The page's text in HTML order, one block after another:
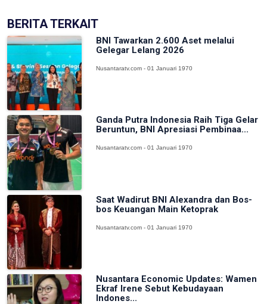
BERITA TERKAIT
BNI Tawarkan 2.600 Aset melalui
Gelegar Lelang 2026
Nusantaratv.com - 01 Januari 1970
Ganda Putra Indonesia Raih Tiga Gelar
Beruntun, BNI Apresiasi Pembinaa...
Nusantaratv.com - 01 Januari 1970
Saat Wadirut BNI Alexandra dan Bos-
bos Keuangan Main Ketoprak
Nusantaratv.com - 01 Januari 1970
Nusantara Economic Updates: Wamen
Ekraf Irene Sebut Kebudayaan
Indones...